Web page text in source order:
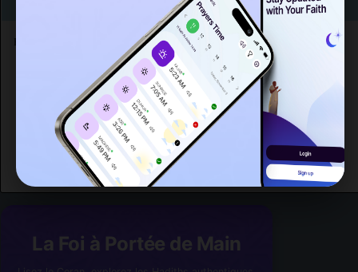
En commençant les ablutions (woudou)
Poursuivre la lecture des invocations :
Après ses ablutions (woudou)
Quand on sort de chez soi
Quand on rentre à maison
En allant à la mosquée
Quand on rentre dans la mosquée
La Foi à Portée de Main